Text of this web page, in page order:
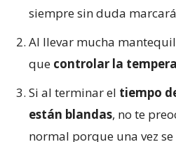
siempre sin duda
Al llevar mucha
que controlar la
Si al terminar el tiempo
están blandas, no te
normal porque una vez